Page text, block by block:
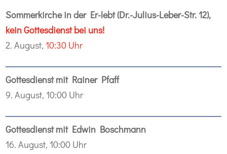
Sommerkirche in der Er-lebt (Dr.-Julius-Leber-Str. 12),
kein Gottesdienst bei uns!
2. August, 10:30 Uhr
Gottesdienst mit Rainer Pfaff
9. August, 10:00 Uhr
Gottesdienst mit Edwin Boschmann
16. August, 10:00 Uhr